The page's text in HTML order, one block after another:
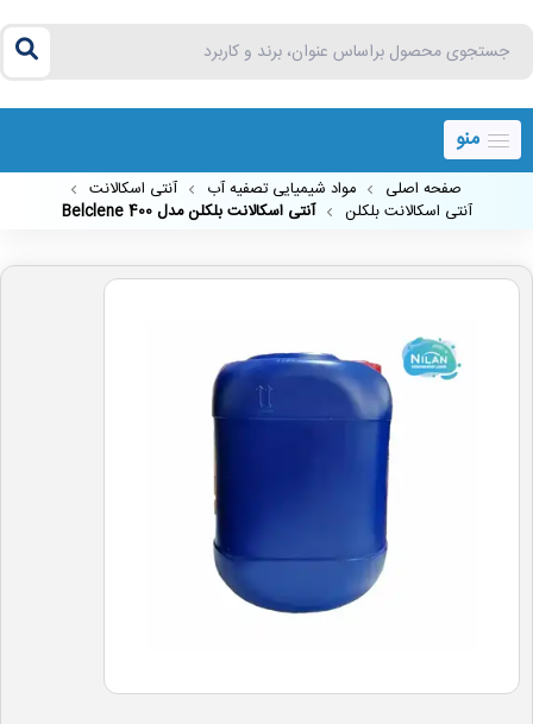
منو
صفحه اصلی مواد شیمیایی تصفیه آب
آنتی اسکالانت
آنتی اسکالانت بلکلن
آنتی اسکالانت بلکلن مدل Belclene 400